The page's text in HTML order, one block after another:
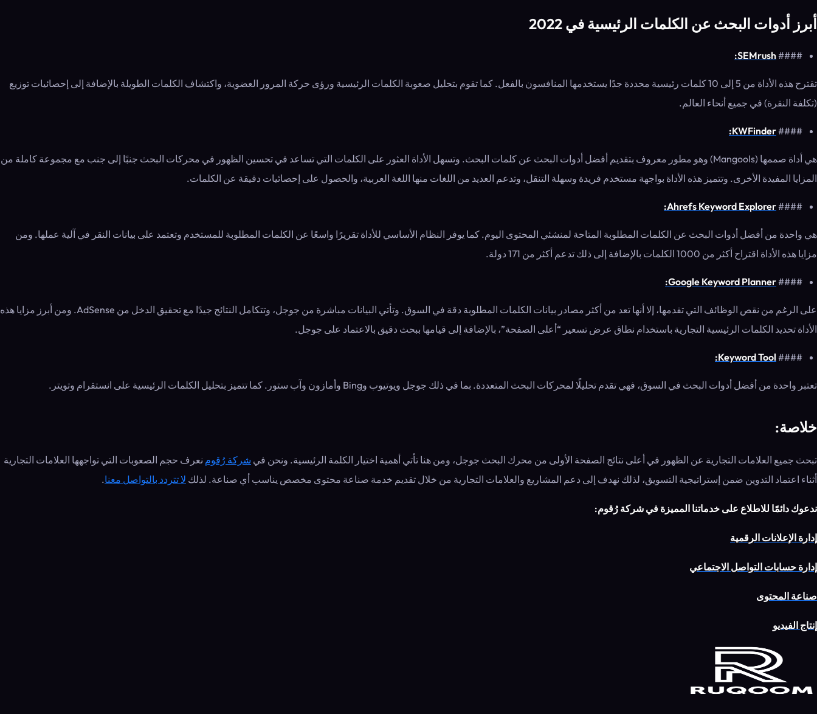
أبرز أدوات البحث عن الكلمات الرئيسية في 2022
####
SEMrush:
تقترح هذه الأداة من 5 إلى 10 كلمات رئيسية محددة جدًا يستخدمها المنافسون بالفعل. كما تقوم بتحليل صعوبة الكلمات الرئيسية ورؤى حركة المرور العضوية، واكتشاف الكلمات الطويلة بالإضافة إلى إحصائيات توزيع
(تكلفة النقرة) في جميع أنحاء العالم.
####
KWFinder:
هي أداة صممها (Mangools) وهو مطور معروف بتقديم أفضل أدوات البحث عن كلمات البحث. وتسهل الأداة العثور على الكلمات التي تساعد في تحسين الظهور في محركات البحث جنبًا إلى جنب مع مجموعة كاملة من
المزايا المفيدة الأخرى. وتتميز هذه الأداة بواجهة مستخدم فريدة وسهلة التنقل، وتدعم العديد من اللغات منها اللغة العربية، والحصول على إحصائيات دقيقة عن الكلمات.
####
Ahrefs Keyword Explorer:
هي واحدة من أفضل أدوات البحث عن الكلمات المطلوبة المتاحة لمنشئي المحتوى اليوم. كما يوفر النظام الأساسي للأداة تقريرًا واسعًا عن الكلمات المطلوبة للمستخدم وتعتمد على بيانات النقر في آلية عملها. ومن
مزايا هذه الأداة اقتراح أكثر من 1000 الكلمات بالإضافة إلى ذلك تدعم أكثر من 171 دولة.
####
Google Keyword Planner:
على الرغم من نقص الوظائف التي تقدمها، إلا أنها تعد من أكثر مصادر بيانات الكلمات المطلوبة دقة في السوق. وتأتي البيانات مباشرة من جوجل، وتتكامل النتائج جيدًا مع تحقيق الدخل من AdSense. ومن أبرز مزايا هذه
الأداة تحديد الكلمات الرئيسية التجارية باستخدام نطاق عرض تسعير “أعلى الصفحة”، بالإضافة إلى قيامها ببحث دقيق بالاعتماد على جوجل.
####
Keyword Tool:
تعتبر واحدة من أفضل أدوات البحث في السوق، فهي تقدم تحليلًا لمحركات البحث المتعددة. بما في ذلك جوجل ويوتيوب وBing وأمازون وآب ستور. كما تتميز بتحليل الكلمات الرئيسية على انستقرام وتويتر.
خلاصة:
تبحث جميع العلامات التجارية عن الظهور في أعلى نتائج الصفحة الأولى من محرك البحث جوجل، ومن هنا تأتي أهمية اختيار الكلمة الرئيسية. ونحن في شركة رُقوم نعرف حجم الصعوبات التي تواجهها العلامات التجارية
أثناء اعتماد التدوين ضمن إستراتيجية التسويق، لذلك نهدف إلى دعم المشاريع والعلامات التجارية من خلال تقديم خدمة صناعة محتوى مخصص يناسب أي صناعة. لذلك لا تتردد بالتواصل معنا.
ندعوك دائمًا للاطلاع على خدماتنا المميزة في شركة رُقوم:
إدارة الإعلانات الرقمية
إدارة حسابات التواصل الاجتماعي
صناعة المحتوى
إنتاج الفيديو